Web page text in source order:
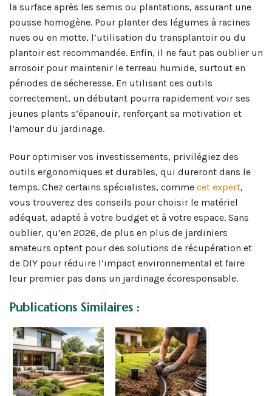
la surface après les semis ou plantations, assurant une
pousse homogène. Pour planter des légumes à racines
nues ou en motte, l’utilisation du transplantoir ou du
plantoir est recommandée. Enfin, il ne faut pas oublier un
arrosoir pour maintenir le terreau humide, surtout en
périodes de sécheresse. En utilisant ces outils
correctement, un débutant pourra rapidement voir ses
jeunes plants s’épanouir, renforçant sa motivation et
l’amour du jardinage.
Pour optimiser vos investissements, privilégiez des
outils ergonomiques et durables, qui dureront dans le
temps. Chez certains spécialistes, comme cet expert,
vous trouverez des conseils pour choisir le matériel
adéquat, adapté à votre budget et à votre espace. Sans
oublier, qu’en 2026, de plus en plus de jardiniers
amateurs optent pour des solutions de récupération et
de DIY pour réduire l’impact environnemental et faire
leur premier pas dans un jardinage écoresponsable.
Publications Similaires :